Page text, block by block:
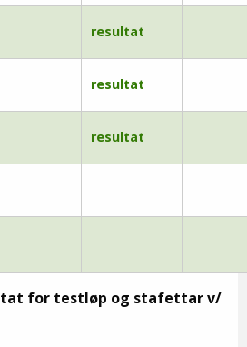
resultat
resultat
resultat
for testløp og stafettar v/